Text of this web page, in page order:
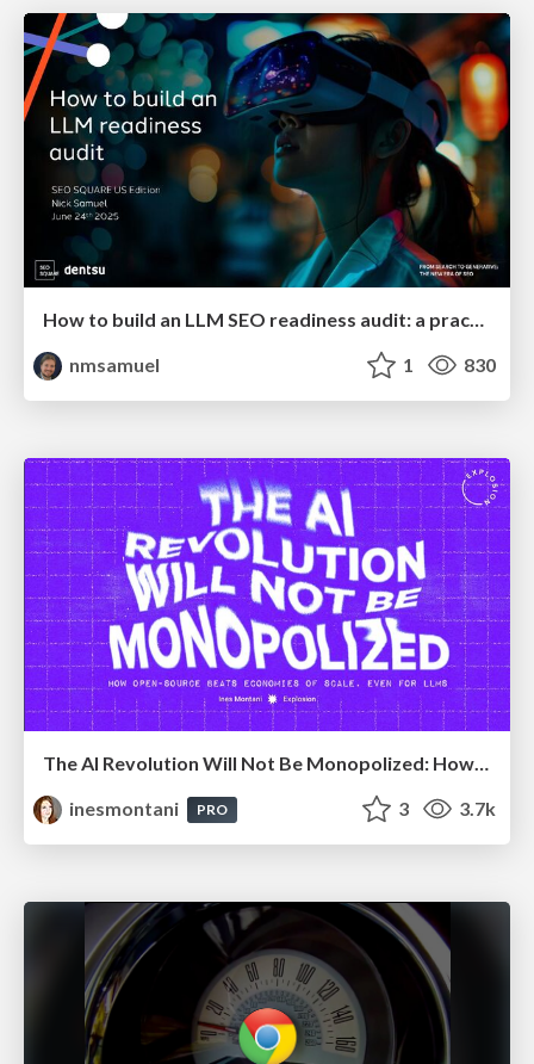
How to build an LLM SEO readiness audit: a practical framework
nmsamuel
1 830
The AI Revolution Will Not Be Monopolized: How open-source beats economies of scale, even for LLMs
inesmontani
PRO 3 3.7k